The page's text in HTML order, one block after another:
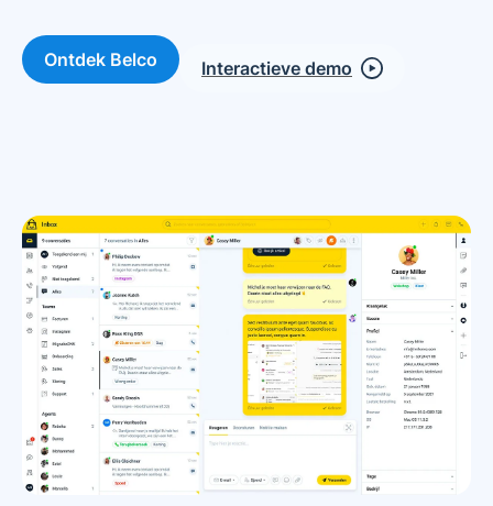
Ontdek Belco Interactieve demo